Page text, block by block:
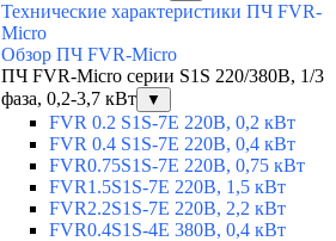
Технические характеристики ПЧ FVR-
Micro
Обзор ПЧ FVR-Micro
ПЧ FVR-Micro серии S1S 220/380В, 1/3
фаза, 0,2-3,7 кВт
▼
FVR 0.2 S1S-7E 220В, 0,2 кВт
FVR 0.4 S1S-7E 220В, 0,4 кВт
FVR0.75S1S-7E 220В, 0,75 кВт
FVR1.5S1S-7E 220В, 1,5 кВт
FVR2.2S1S-7E 220В, 2,2 кВт
FVR0.4S1S-4E 380В, 0,4 кВт